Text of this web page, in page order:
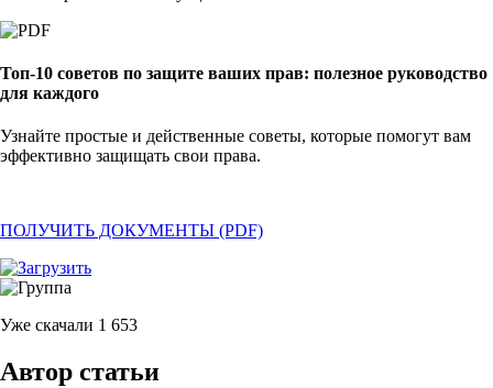
Топ-10 советов по защите ваших прав: полезное руководство
для каждого
Узнайте простые и действенные советы, которые помогут вам
эффективно защищать свои права.
ПОЛУЧИТЬ ДОКУМЕНТЫ (PDF)
Уже скачали 1 653
Автор статьи